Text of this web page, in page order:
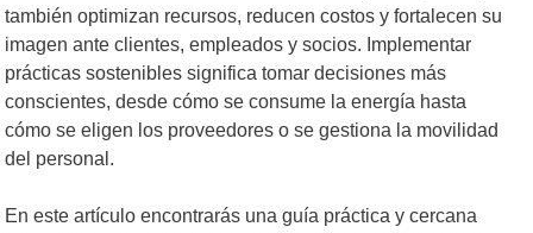
también optimizan recursos, reducen costos y fortalecen su
imagen ante clientes, empleados y socios. Implementar
prácticas sostenibles significa tomar decisiones más
conscientes, desde cómo se consume la energía hasta
cómo se eligen los proveedores o se gestiona la movilidad
del personal.
En este artículo encontrarás una guía práctica y cercana